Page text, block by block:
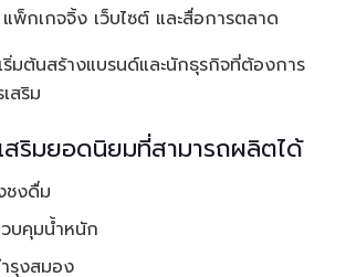
พ็กเกจจิ้ง เว็บไซต์ และสื่อการตลาด
ริ่มต้นสร้างแบรนด์และนักธุรกิจที่ต้องการ
สริม
สริมยอดนิยมที่สามารถผลิตได้
ชงดื่ม
วบคุมน้ำหนัก
รุงสมอง